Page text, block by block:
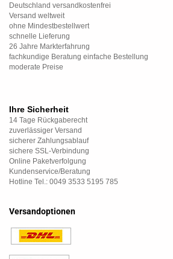
Deutschland versandkostenfrei
Versand weltweit
ohne Mindestbestellwert
schnelle Lieferung
26 Jahre Markterfahrung
fachkundige Beratung einfache Bestellung
moderate Preise
Ihre Sicherheit
14 Tage Rückgaberecht
zuverlässiger Versand
sicherer Zahlungsablauf
sichere SSL-Verbindung
Online Paketverfolgung
Kundenservice/Beratung
Hotline Tel.: 0049 3533 5195 785
Versandoptionen